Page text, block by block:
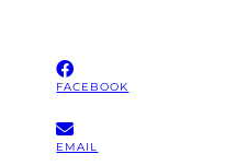
FACEBOOK
EMAIL